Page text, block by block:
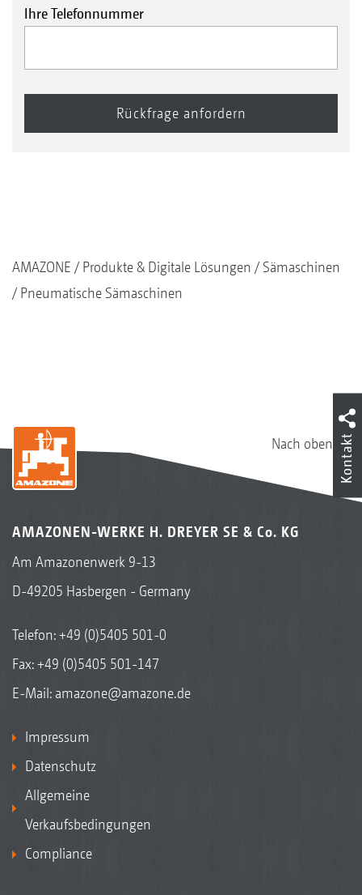
Ihre Telefonnummer
AMAZONE Produkte & Digitale Lösungen
Sämaschinen
Pneumatische Sämaschinen
Nach oben
AMAZONEN-WERKE H. DREYER SE & Co. KG
Am Amazonenwerk 9-13
D-49205 Hasbergen - Germany
Telefon:+49 (0)5405 501-0
Fax: +49 (0)5405 501-147
E-Mail: amazone@amazone.de
Impressum
Datenschutz
Allgemeine
Verkaufsbedingungen
Compliance
Kontakt